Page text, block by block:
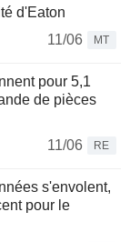
d'Eaton
11/06
MT
pour 5,1
de pièces
11/06
RE
s'envolent,
pour le